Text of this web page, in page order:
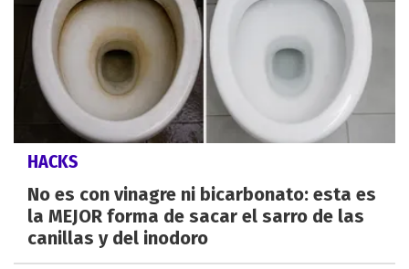
HACKS
No es con vinagre ni bicarbonato: esta es
la MEJOR forma de sacar el sarro de las
canillas y del inodoro